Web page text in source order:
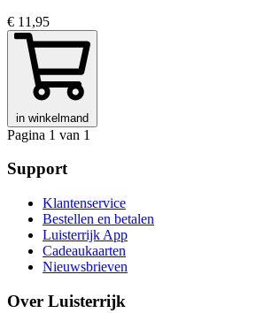
€ 11,95
in winkelmand
Pagina 1 van 1
Support
Klantenservice
Bestellen en betalen
Luisterrijk App
Cadeaukaarten
Nieuwsbrieven
Over Luisterrijk